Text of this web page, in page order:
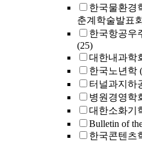
한국물환경
춘계학술발표회
한국항공우
(25)
대한내과학
한국노년학
터널과지하
병원경영학
대한소화기
Bulletin of
한국콘텐츠